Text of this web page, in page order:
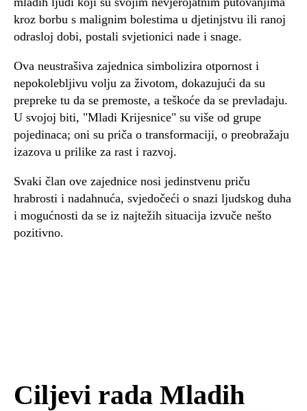
kroz borbu s malignim bolestima u djetinjstvu ili ranoj
odrasloj dobi, postali svjetionici nade i snage.
Ova neustrašiva zajednica simbolizira otpornost i
nepokolebljivu volju za životom, dokazujući da su
prepreke tu da se premoste, a teškoće da se prevladaju.
U svojoj biti, "Mladi Krijesnice" su više od grupe
pojedinaca; oni su priča o transformaciji, o preobražaju
izazova u prilike za rast i razvoj.
Svaki član ove zajednice nosi jedinstvenu priču
hrabrosti i nadahnuća, svjedočeći o snazi ljudskog duha
i mogućnosti da se iz najtežih situacija izvuče nešto
pozitivno.
Ciljevi rada Mladih